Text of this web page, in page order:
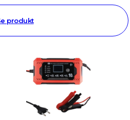
produkt